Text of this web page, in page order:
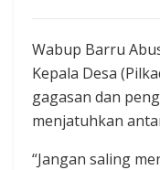
Wabup Barru
Kepala Desa
gagasan dan
menjatuhkan
“Jangan saling